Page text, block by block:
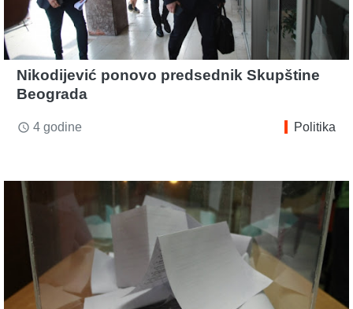
Nikodijević ponovo predsednik Skupštine
Beograda
access_time 4 godine Politika